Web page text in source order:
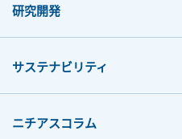
研究開発
サステナビリティ
ニチアスコラム